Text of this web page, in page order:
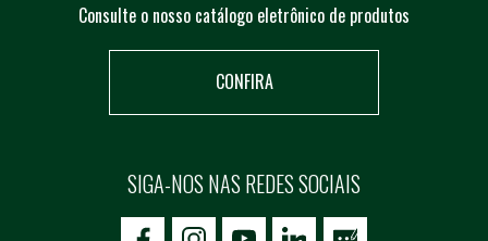
Consulte o nosso catálogo eletrônico de produtos
CONFIRA
SIGA-NOS NAS REDES SOCIAIS